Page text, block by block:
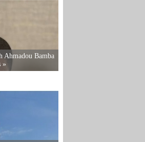
Ahmadou Bamba
»